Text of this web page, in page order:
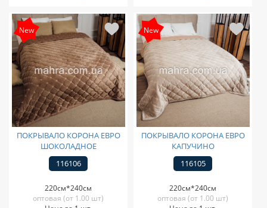
New
ПОКРЫВАЛО КОРОНА ЕВРО
ШОКОЛАДНОЕ
116106
220см*240см
оптовая (от 1.00 шт)
New
ПОКРЫВАЛО КОРОНА ЕВРО
КАПУЧИНО
116105
220см*240см
оптовая (от 1.00 шт)